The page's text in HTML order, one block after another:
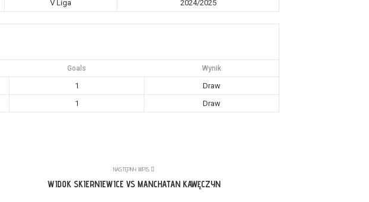
V Liga 2024/2025
Goals Wynik
1
Draw
1 Draw
NASTĘPNY WPIS
WIDOK SKIERNIEWICE VS MANCHATAN KAWĘCZYN